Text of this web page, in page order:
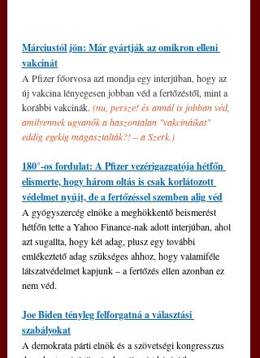
Márciustól jön: Már gyártják az omikron elleni
vakcinát
A Pfizer főorvosa azt mondja egy interjúban, hogy az
új vakcina lényegesen jobban véd a fertőzéstől, mint a
korábbi vakcinák. (nu, persze! és annál is jobban véd,
amilyennek ugyanők a haszontalan "vakcináikat"
eddig egekig magasztalták?! – a Szerk.)
180°-os fordulat: A Pfizer vezérigazgatója hétfőn
elismerte, hogy három oltás is csak korlátozott
védelmet nyújt, de a fertőzéssel szemben alig véd
A gyógyszercég elnöke a meghökkentő beismerést
hétfőn tette a Yahoo Finance-nak adott interjúban, ahol
azt sugallta, hogy két adag, plusz egy további
emlékeztető adag szükséges ahhoz, hogy valamiféle
látszatvédelmet kapjunk – a fertőzés ellen azonban ez
nem véd.
Joe Biden tényleg felforgatná a választási
szabályokat
A demokrata párti elnök és a szövetségi kongresszus